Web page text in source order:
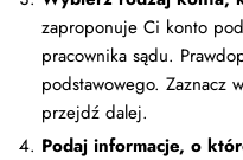
zaproponuje Ci konto
pracownika sądu.
podstawowego. Zaznacz
przejdź dalej.
Podaj informacje, o